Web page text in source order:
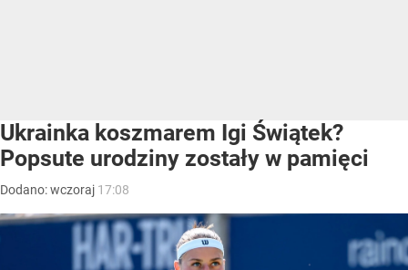
Ukrainka koszmarem Igi Świątek?
Popsute urodziny zostały w pamięci
Dodano:wczoraj 17:08